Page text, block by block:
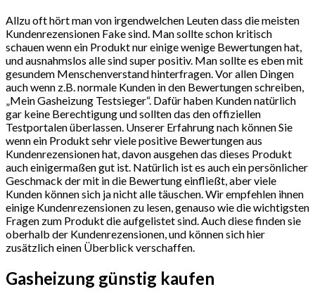
Allzu oft hört man von irgendwelchen Leuten dass die meisten
Kundenrezensionen Fake sind. Man sollte schon kritisch
schauen wenn ein Produkt nur einige wenige Bewertungen hat,
und ausnahmslos alle sind super positiv. Man sollte es eben mit
gesundem Menschenverstand hinterfragen. Vor allen Dingen
auch wenn z.B. normale Kunden in den Bewertungen schreiben,
„Mein Gasheizung Testsieger“. Dafür haben Kunden natürlich
gar keine Berechtigung und sollten das den offiziellen
Testportalen überlassen. Unserer Erfahrung nach können Sie
wenn ein Produkt sehr viele positive Bewertungen aus
Kundenrezensionen hat, davon ausgehen das dieses Produkt
auch einigermaßen gut ist. Natürlich ist es auch ein persönlicher
Geschmack der mit in die Bewertung einfließt, aber viele
Kunden können sich ja nicht alle täuschen. Wir empfehlen ihnen
einige Kundenrezensionen zu lesen, genauso wie die wichtigsten
Fragen zum Produkt die aufgelistet sind. Auch diese finden sie
oberhalb der Kundenrezensionen, und können sich hier
zusätzlich einen Überblick verschaffen.
Gasheizung günstig kaufen